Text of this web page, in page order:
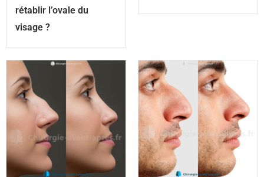
rétablir l’ovale du
visage ?